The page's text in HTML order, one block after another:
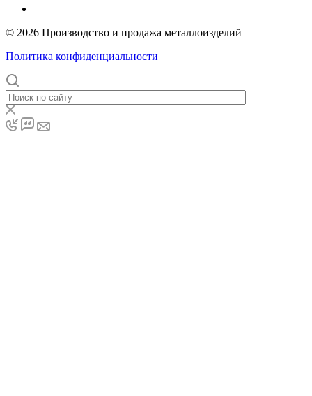
© 2026 Производство и продажа металлоизделий
Политика конфиденциальности